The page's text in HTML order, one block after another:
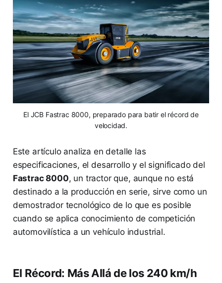
El JCB Fastrac 8000, preparado para batir el récord de
velocidad.
Este artículo analiza en detalle las
especificaciones, el desarrollo y el significado del
Fastrac 8000, un tractor que, aunque no está
destinado a la producción en serie, sirve como un
demostrador tecnológico de lo que es posible
cuando se aplica conocimiento de competición
automovilística a un vehículo industrial.
El Récord: Más Allá de los 240 km/h